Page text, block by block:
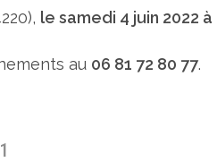
le samedi 4 juin 2022 à
au 06 81 72 80 77.